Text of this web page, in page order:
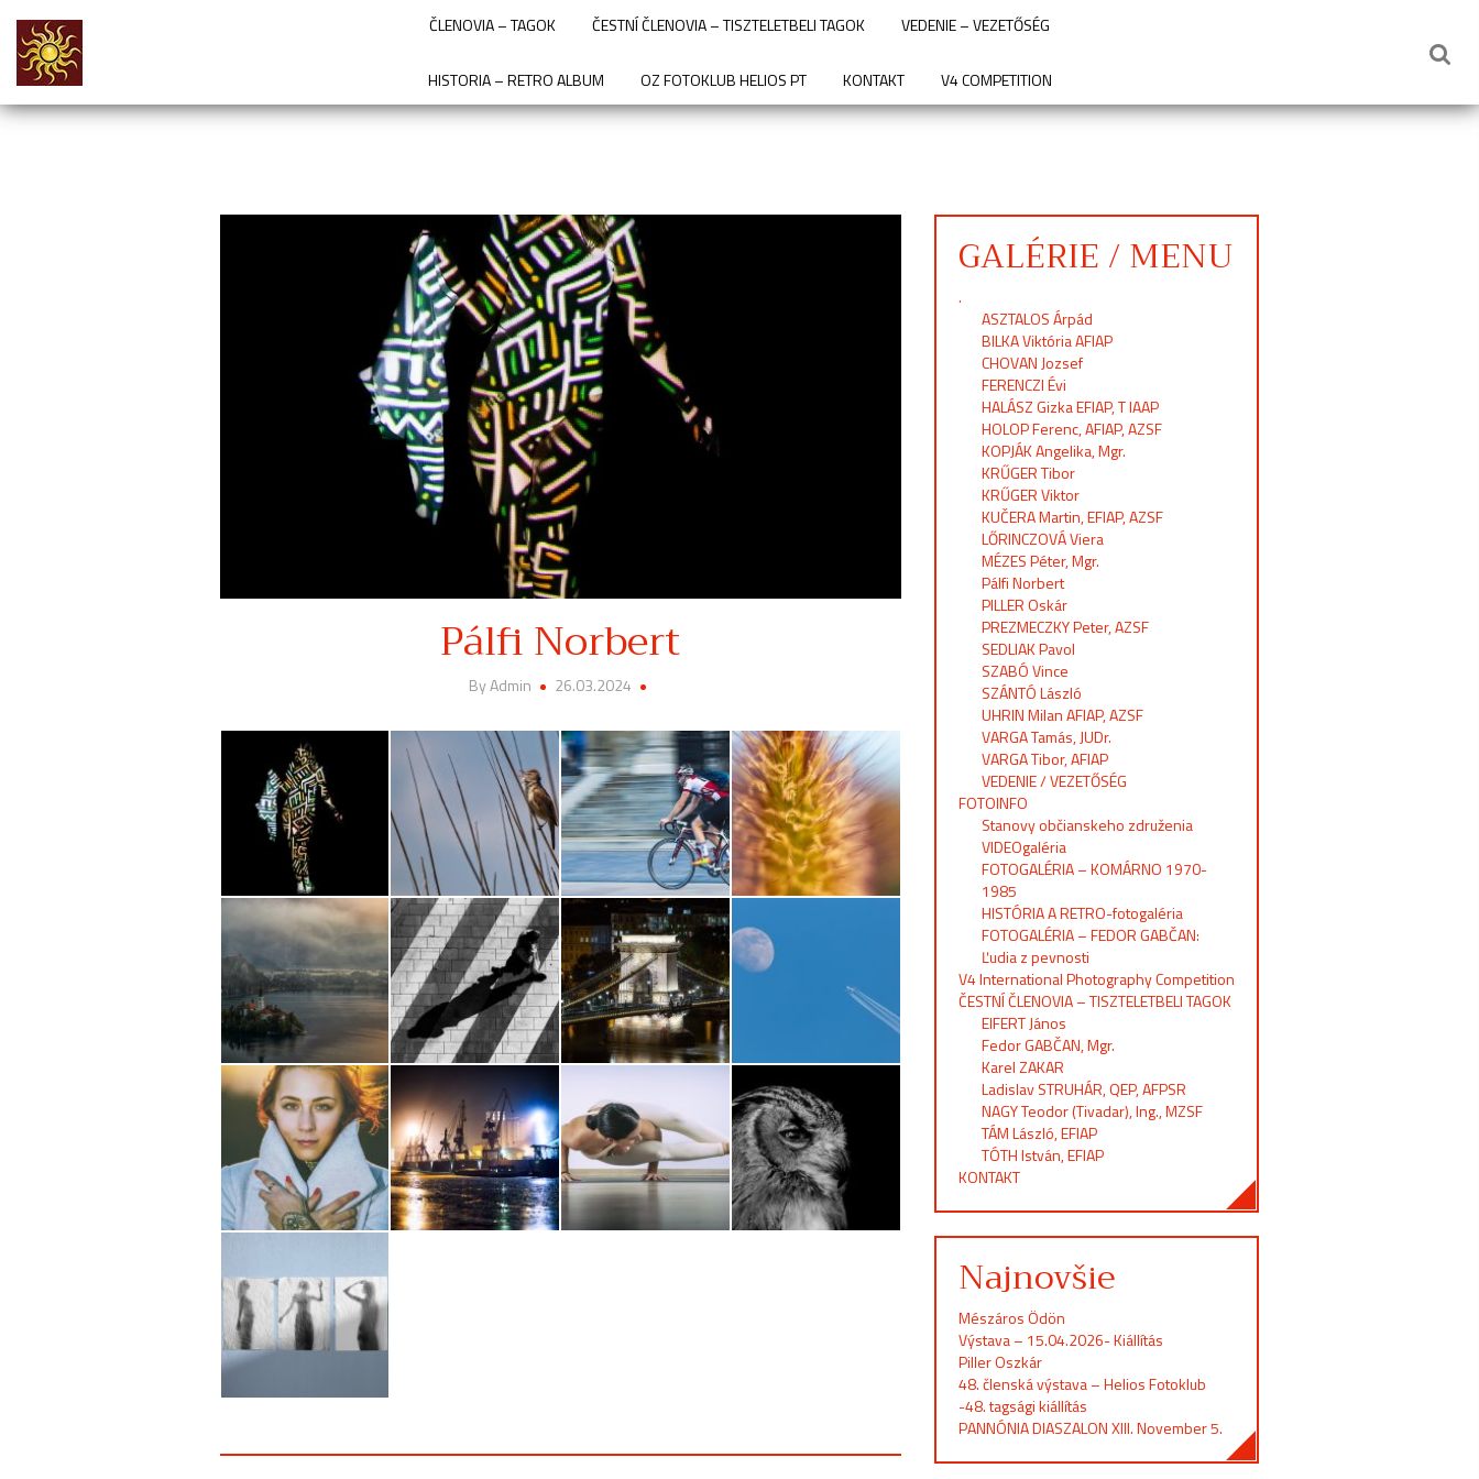
ČLENOVIA – TAGOK ČESTNÍ ČLENOVIA – TISZTELETBELI TAGOK VEDENIE – VEZETŐSÉG
HISTORIA – RETRO ALBUM OZ FOTOKLUB HELIOS PT KONTAKT V4 COMPETITION
Pálfi Norbert
By Admin 26.03.2024
GALÉRIE / MENU
.
ASZTALOS Árpád
BILKA Viktória AFIAP
CHOVAN Jozsef
FERENCZI Évi
HALÁSZ Gizka EFIAP, T IAAP
HOLOP Ferenc, AFIAP, AZSF
KOPJÁK Angelika, Mgr.
KRŰGER Tibor
KRŰGER Viktor
KUČERA Martin, EFIAP, AZSF
LŐRINCZOVÁ Viera
MÉZES Péter, Mgr.
Pálfi Norbert
PILLER Oskár
PREZMECZKY Peter, AZSF
SEDLIAK Pavol
SZABÓ Vince
SZÁNTÓ László
UHRIN Milan AFIAP, AZSF
VARGA Tamás, JUDr.
VARGA Tibor, AFIAP
VEDENIE / VEZETŐSÉG
FOTOINFO
Stanovy občianskeho združenia
VIDEOgaléria
FOTOGALÉRIA – KOMÁRNO 1970-
1985
HISTÓRIA A RETRO-fotogaléria
FOTOGALÉRIA – FEDOR GABČAN:
Ľudia z pevnosti
V4 International Photography Competition
ČESTNÍ ČLENOVIA – TISZTELETBELI TAGOK
EIFERT János
Fedor GABČAN, Mgr.
Karel ZAKAR
Ladislav STRUHÁR, QEP, AFPSR
NAGY Teodor (Tivadar), Ing., MZSF
TÁM László, EFIAP
TÓTH István, EFIAP
KONTAKT
Najnovšie
Mészáros Ödön
Výstava – 15.04.2026- Kiállítás
Piller Oszkár
48. členská výstava – Helios Fotoklub
-48. tagsági kiállítás
PANNÓNIA DIASZALON XIII. November 5.